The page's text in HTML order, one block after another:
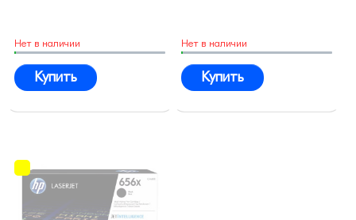
Нет в наличии
Купить
Нет в наличии
Купить